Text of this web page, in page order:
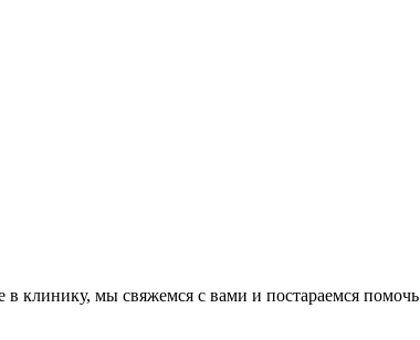
клинику, мы свяжемся с вами и постараемся помочь